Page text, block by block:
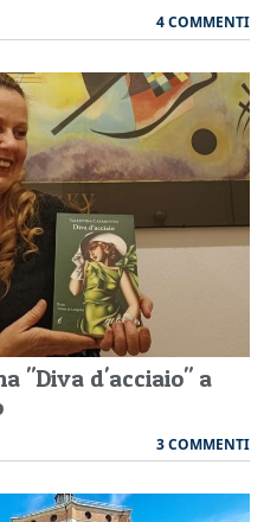
4 COMMENTI
"Diva d'acciaio" a
3 COMMENTI